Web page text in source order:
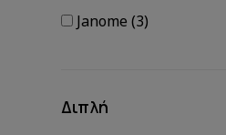
Janome (3)
Διπλή